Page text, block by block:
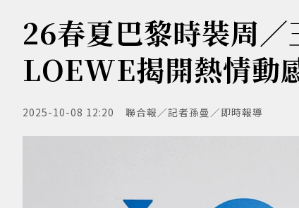
26春夏巴黎時裝周
LOEWE揭開熱情動
2025-10-08 12:20 聯合報／記者孫曼／即時報導